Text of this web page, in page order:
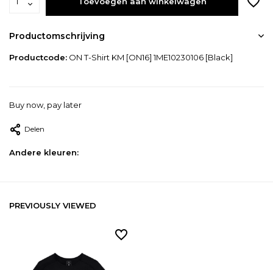
Productomschrijving
Productcode: ON T-Shirt KM [ON16] 1ME10230106 [Black]
Buy now, pay later
Delen
Andere kleuren:
PREVIOUSLY VIEWED